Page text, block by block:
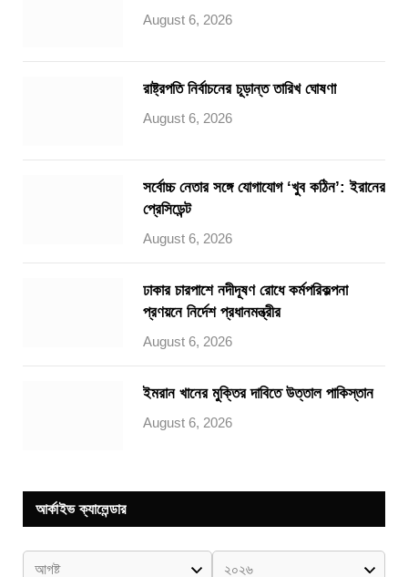
August 6, 2026
রাষ্ট্রপতি নির্বাচনের চূড়ান্ত তারিখ ঘোষণা
August 6, 2026
সর্বোচ্চ নেতার সঙ্গে যোগাযোগ ‘খুব কঠিন’: ইরানের
প্রেসিডেন্ট
August 6, 2026
ঢাকার চারপাশে নদীদূষণ রোধে কর্মপরিকল্পনা
প্রণয়নে নির্দেশ প্রধানমন্ত্রীর
August 6, 2026
ইমরান খানের মুক্তির দাবিতে উত্তাল পাকিস্তান
August 6, 2026
আর্কাইভ ক্যালেন্ডার